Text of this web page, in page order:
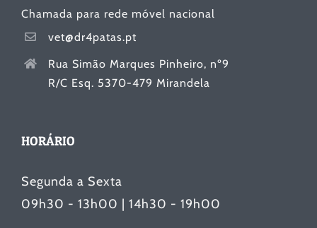
Chamada para rede móvel nacional
vet@dr4patas.pt
Rua Simão Marques Pinheiro, nº9
R/C Esq. 5370-479 Mirandela
HORÁRIO
Segunda a Sexta
09h30 - 13h00 | 14h30 - 19h00